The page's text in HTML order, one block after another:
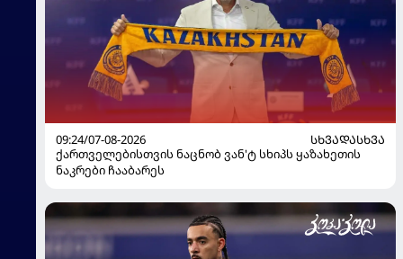
09:24/07-08-2026
ᲡᲮᲕᲐᲓᲐᲡᲮᲕᲐ
ქართველებისთვის ნაცნობ ვან'ტ სხიპს ყაზახეთის
ნაკრები ჩააბარეს